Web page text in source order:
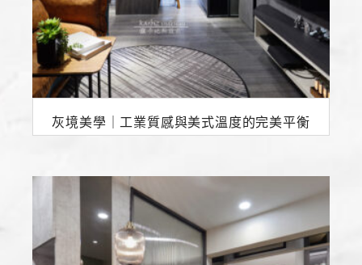
灰境美學｜工業質感與美式溫度的完美平衡